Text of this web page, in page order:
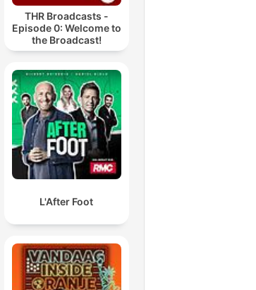
THR Broadcasts -
Episode 0: Welcome to
the Broadcast!
L'After Foot